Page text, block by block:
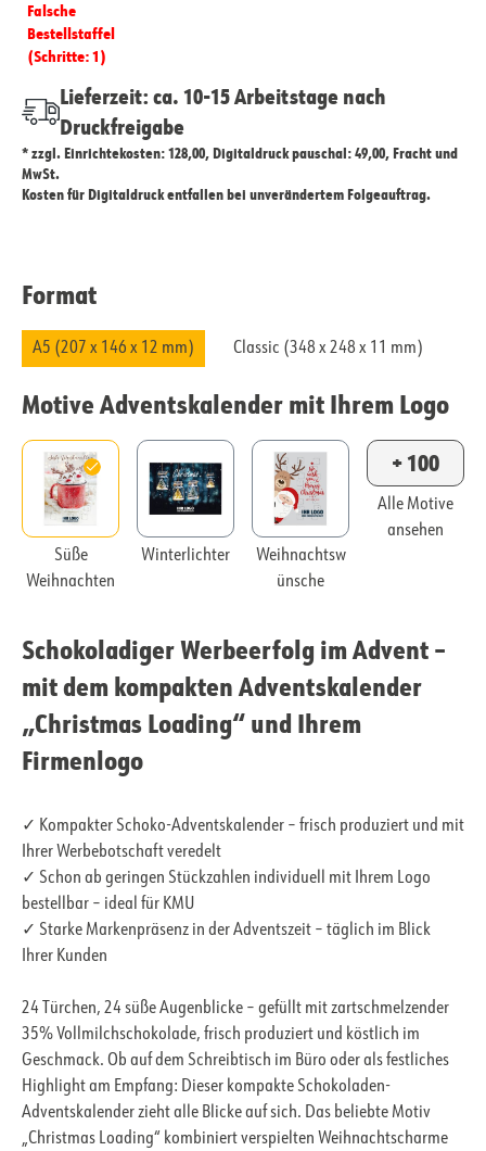
Falsche
Bestellstaffel
(Schritte: 1)
Lieferzeit: ca. 10-15 Arbeitstage nach
Druckfreigabe
* zzgl. Einrichtekosten: 128,00, Digitaldruck pauschal: 49,00, Fracht und
MwSt.
Kosten für Digitaldruck entfallen bei unverändertem Folgeauftrag.
Format
A5 (207 x 146 x 12 mm) Classic (348 x 248 x 11 mm)
Motive Adventskalender mit Ihrem Logo
Süße
Weihnachten
Winterlichter
Weihnachtsw
ünsche
+ 100
Alle Motive
ansehen
Schokoladiger Werbeerfolg im Advent –
mit dem kompakten Adventskalender
„Christmas Loading“ und Ihrem
Firmenlogo
✓ Kompakter Schoko-Adventskalender – frisch produziert und mit
Ihrer Werbebotschaft veredelt
✓ Schon ab geringen Stückzahlen individuell mit Ihrem Logo
bestellbar – ideal für KMU
✓ Starke Markenpräsenz in der Adventszeit – täglich im Blick
Ihrer Kunden
24 Türchen, 24 süße Augenblicke – gefüllt mit zartschmelzender
35% Vollmilchschokolade, frisch produziert und köstlich im
Geschmack. Ob auf dem Schreibtisch im Büro oder als festliches
Highlight am Empfang: Dieser kompakte Schokoladen-
Adventskalender zieht alle Blicke auf sich. Das beliebte Motiv
„Christmas Loading“ kombiniert verspielten Weihnachtscharme